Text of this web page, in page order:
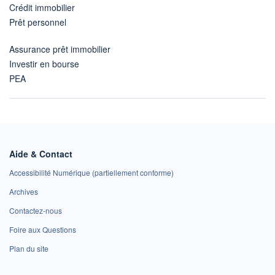
Crédit immobilier
Prêt personnel
Assurance prêt immobilier
Investir en bourse
PEA
Aide & Contact
Accessibilité Numérique (partiellement conforme)
Archives
Contactez-nous
Foire aux Questions
Plan du site